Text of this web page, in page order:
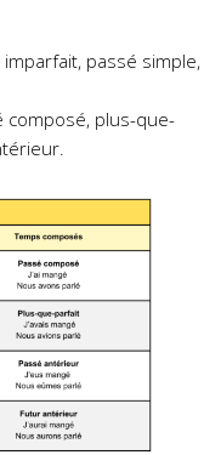
passé simple,
plus-que-